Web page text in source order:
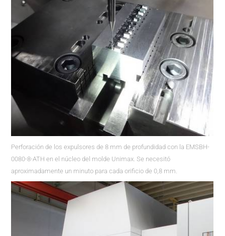
Perforación de los expulsores de 8 mm de profundidad con la EMSBH-
0080-8-ATH en el núcleo del molde Unimax. Se necesitó
aproximadamente un minuto para cada orificio de 0,8 mm.